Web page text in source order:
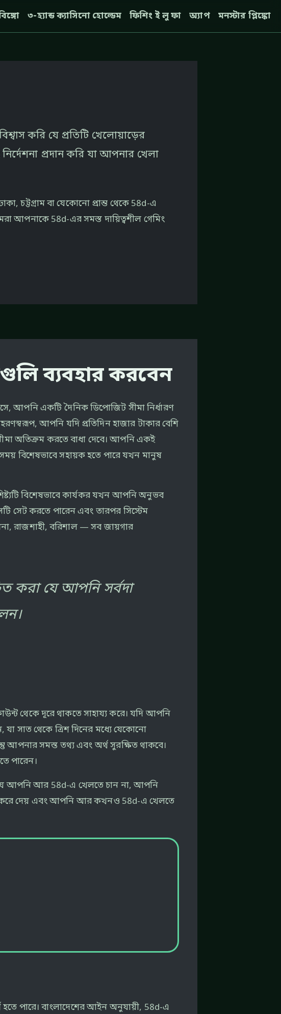
৩-হ্যান্ড ক্যাসিনো হোল্ডেম ফিশিং ই লু ফা অ্যাপ মনস্টার প্লিঙ্কো
করি যে প্রতিটি খেলোয়াড়ের
প্রদান করি যা আপনার খেলা
চট্টগ্রাম বা যেকোনো প্রান্ত থেকে 58d-এ
আপনাকে 58d-এর সমস্ত দায়িত্বশীল গেমিং
ব্যবহার করবেন
আপনি একটি দৈনিক ডিপোজিট সীমা নির্ধারণ
আপনি যদি প্রতিদিন হাজার টাকার বেশি
অতিক্রম করতে বাধা দেবে। আপনি একই
বিশেষভাবে সহায়ক হতে পারে যখন মানুষ
বিশেষভাবে কার্যকর যখন আপনি অনুভব
সেট করতে পারেন এবং তারপর সিস্টেম
রাজশাহী, বরিশাল — সব জায়গার
করা যে আপনি সর্বদা
থেকে দূরে থাকতে সাহায্য করে। যদি আপনি
সাত থেকে ত্রিশ দিনের মধ্যে যেকোনো
আপনার সমস্ত তথ্য এবং অর্থ সুরক্ষিত থাকবে।
পারেন।
যে আপনি আর 58d-এ খেলতে চান না, আপনি
করে দেয় এবং আপনি আর কখনও 58d-এ খেলতে
হতে পারে। বাংলাদেশের আইন অনুযায়ী, 58d-এ